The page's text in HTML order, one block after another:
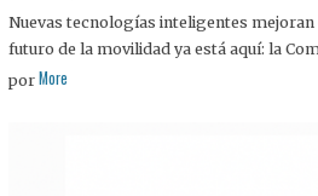
Nuevas tecnologías inteligentes
futuro de la movilidad ya está aquí: la
por More